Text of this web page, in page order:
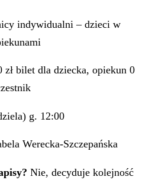
indywidualni – dzieci w
zł bilet dla dziecka, opiekun 0
g. 12:00
Werecka-Szczepańska
Nie, decyduje kolejność